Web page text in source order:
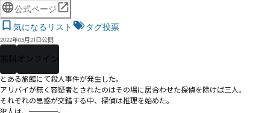
公式ページ
気になるリスト
タグ投票
2022年05月21日公開
無料 オンライン
とある旅館にて殺人事件が発生した。
アリバイが無く容疑者とされたのはその場に居合わせた探偵を除けば三人。
それぞれの思惑が交錯する中、探偵は推理を始めた。